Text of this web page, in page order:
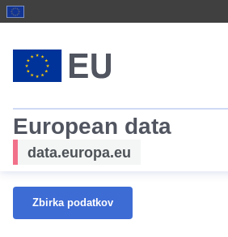
European data
data.europa.eu
Zbirka podatkov